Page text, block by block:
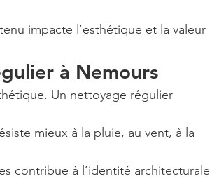
impacte l’esthétique et la valeur
à Nemours
Un nettoyage régulier
mieux à la pluie, au vent, à la
contribue à l’identité architecturale